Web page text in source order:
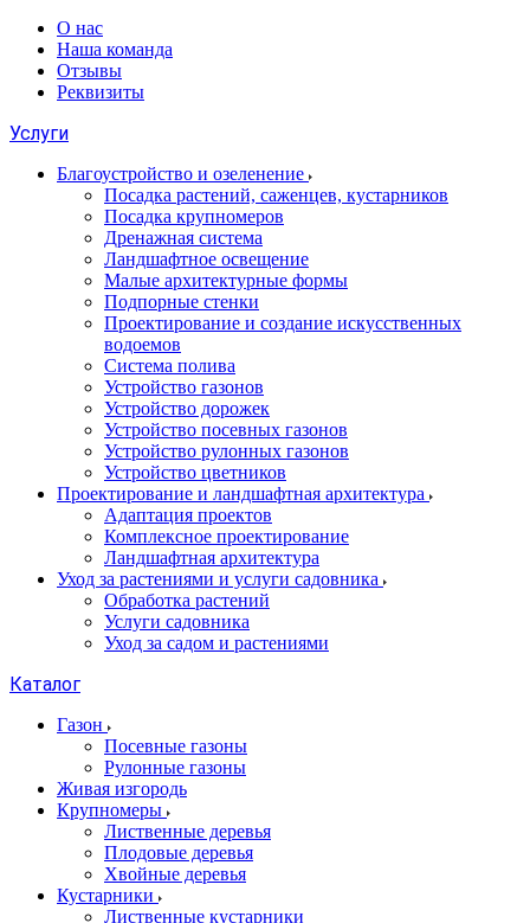
О нас
Наша команда
Отзывы
Реквизиты
Услуги
Благоустройство и озеленение
Посадка растений, саженцев, кустарников
Посадка крупномеров
Дренажная система
Ландшафтное освещение
Малые архитектурные формы
Подпорные стенки
Проектирование и создание искусственных
водоемов
Система полива
Устройство газонов
Устройство дорожек
Устройство посевных газонов
Устройство рулонных газонов
Устройство цветников
Проектирование и ландшафтная архитектура
Адаптация проектов
Комплексное проектирование
Ландшафтная архитектура
Уход за растениями и услуги садовника
Обработка растений
Услуги садовника
Уход за садом и растениями
Каталог
Газон
Посевные газоны
Рулонные газоны
Живая изгородь
Крупномеры
Лиственные деревья
Плодовые деревья
Хвойные деревья
Кустарники
Лиственные кустарники